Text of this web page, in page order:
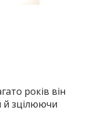
років він
й зцілюючи